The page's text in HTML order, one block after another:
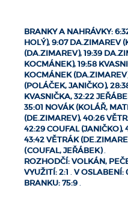
BRANKY A NAHRÁVKY:
HOLÝ), 9:07 DA.ZIMAREV
(DA.ZIMAREV), 19:39
KOCMÁNEK), 19:58
KOCMÁNEK
(POLÁČEK, JANIČKO),
KVASNIČKA, 32:22
35:01 NOVÁK (KOLÁŘ,
(DE.ZIMAREV), 40:26
42:29 COUFAL (JANIČKO),
43:42 VĚTRÁK
(COUFAL, JEŘÁBEK).
ROZHODČÍ: VOLKÁN,
VYUŽITÍ: 2:1 . V OSLABENÍ:
BRANKU: 75:9.